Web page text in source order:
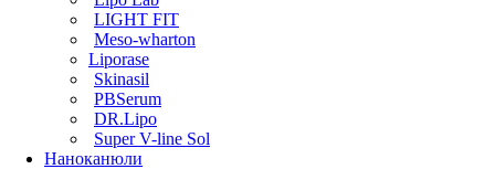
LIGHT FIT
Meso-wharton
Liporase
Skinasil
PBSerum
DR.Lipo
Super V-line Sol
Наноканюли